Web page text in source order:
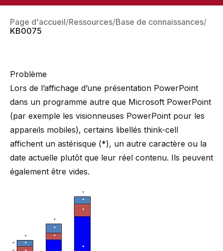
Page d'accueil Ressources Base de connaissances
KB0075
Problème
Lors de l’affichage d’une présentation PowerPoint
dans un programme autre que Microsoft PowerPoint
(par exemple les visionneuses PowerPoint pour les
appareils mobiles), certains libellés think-cell
affichent un astérisque (*), un autre caractère ou la
date actuelle plutôt que leur réel contenu. Ils peuvent
également être vides.